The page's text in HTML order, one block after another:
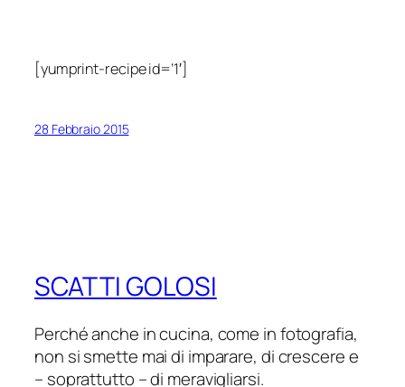
[yumprint-recipe id=’1′]
28 Febbraio 2015
SCATTI GOLOSI
Perché anche in cucina, come in fotografia,
non si smette mai di imparare, di crescere e
– soprattutto – di meravigliarsi.